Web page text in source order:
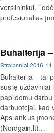
verslininkui.
profesionalias
Buhalterija
Straipsniai 2016-
Buhalterija – tai
susiję uždaviniai
papildomu
darbuotojai, kad
Apsilankius
(Nordgain.lt)…